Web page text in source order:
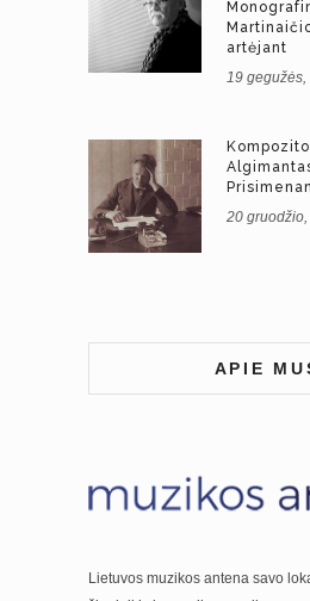
artėjant
19
20 gruodžio,
APIE
Lietuvos muzikos antena savo